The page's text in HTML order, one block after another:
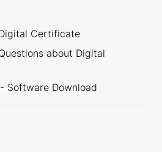
Certificate
about Digital
Software Download